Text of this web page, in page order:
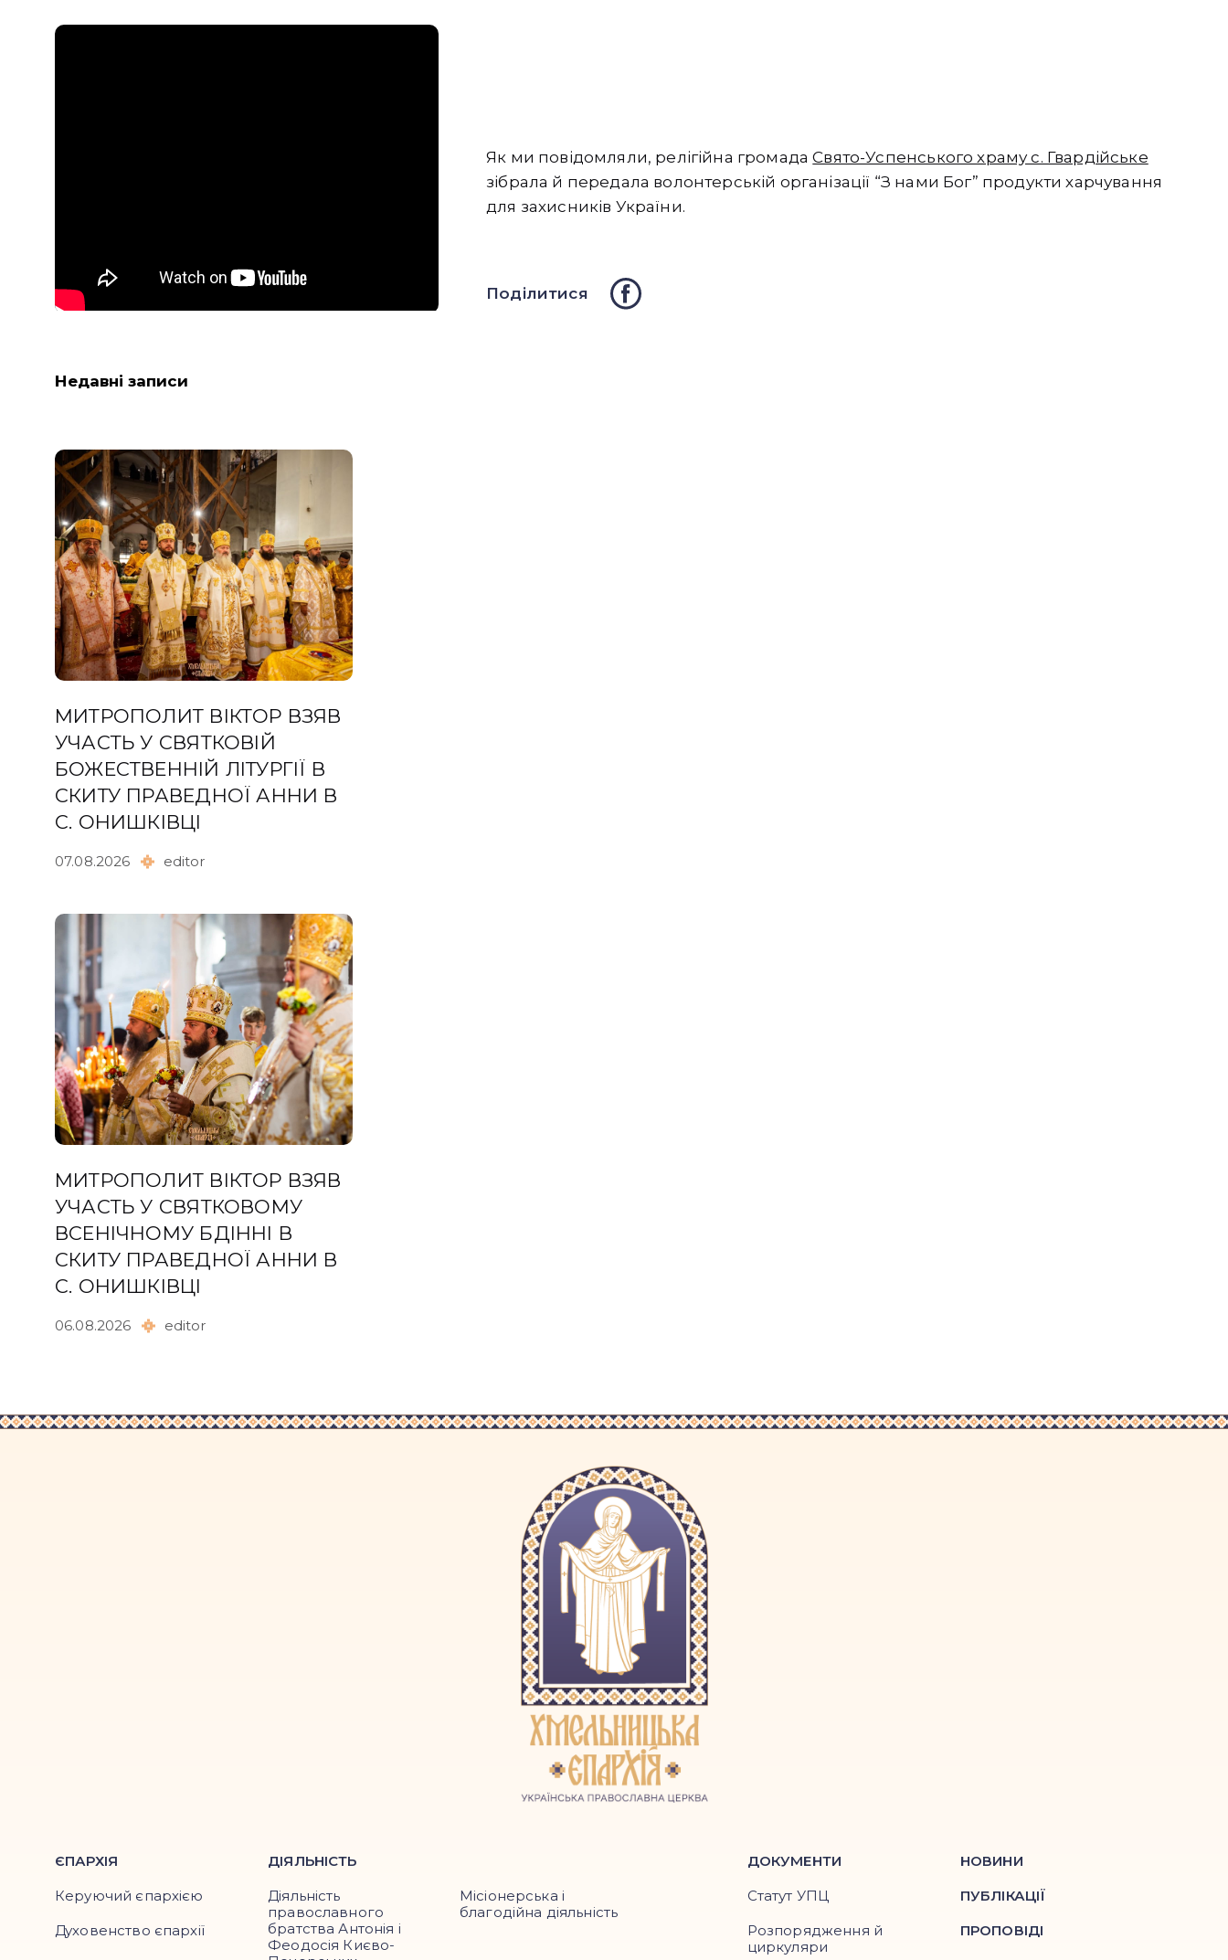
Недавні записи
МИТРОПОЛИТ ВІКТОР ВЗЯВ
УЧАСТЬ У СВЯТКОВІЙ
БОЖЕСТВЕННІЙ ЛІТУРГІЇ В
СКИТУ ПРАВЕДНОЇ АННИ В
С. ОНИШКІВЦІ
07.08.2026 editor
МИТРОПОЛИТ ВІКТОР ВЗЯВ
УЧАСТЬ У СВЯТКОВОМУ
ВСЕНІЧНОМУ БДІННІ В
СКИТУ ПРАВЕДНОЇ АННИ В
С. ОНИШКІВЦІ
06.08.2026 editor
Як ми повідомляли, релігійна громадаСвято-Успенського храму с. Гвардійське
зібрала й передала волонтерській організації “З нами Бог” продукти харчування
для захисників України.
Поділитися
ЄПАРХІЯ
Керуючий єпархією
Духовенство єпархії
ДІЯЛЬНІСТЬ
Діяльність
православного
братства Антонія і
Феодосія Києво-
Місіонерська і
благодійна діяльність
ДОКУМЕНТИ
Статут УПЦ
Розпорядження й
циркуляри
НОВИНИ
ПУБЛІКАЦІЇ
ПРОПОВІДІ